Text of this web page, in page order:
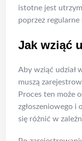
istotne jest
poprzez
Jak wziąć
Aby wziąć udział
muszą
Proces ten może
zgłoszeniowego i
się różnić w